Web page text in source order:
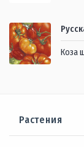
Коза
Растения